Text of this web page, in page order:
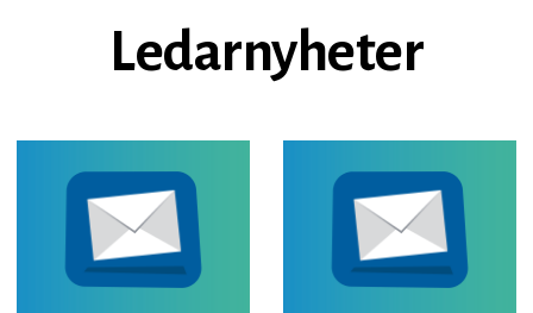
Ledarnyheter